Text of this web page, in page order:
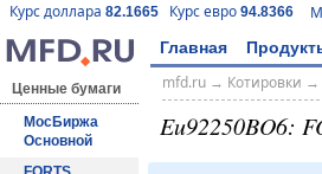
Курс доллара 82.1665 Курс евро 94.8366
Главная
Ценные бумаги
МосБиржа
Основной
mfd.ru→ Котировки →
Eu92250BO6: